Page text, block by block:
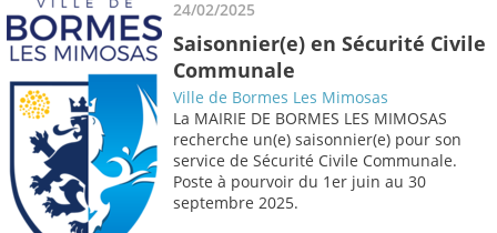
24/02/2025
Saisonnier(e) en Sécurité Civile
Communale
Ville de Bormes Les Mimosas
La MAIRIE DE BORMES LES MIMOSAS
recherche un(e) saisonnier(e) pour son
service de Sécurité Civile Communale.
Poste à pourvoir du 1er juin au 30
septembre 2025.